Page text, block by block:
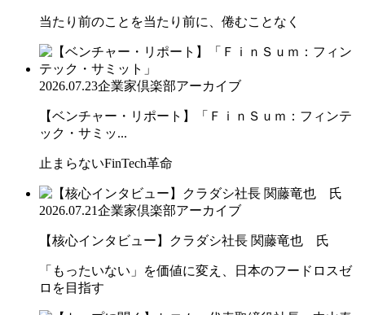
当たり前のことを当たり前に、倦むことなく
2026.07.23企業家倶楽部アーカイブ
【ベンチャー・リポート】「ＦｉｎＳｕｍ：フィンテ
ック・サミッ...
止まらないFinTech革命
2026.07.21企業家倶楽部アーカイブ
【核心インタビュー】クラダシ社長 関藤竜也 氏
「もったいない」を価値に変え、日本のフードロスゼ
ロを目指す